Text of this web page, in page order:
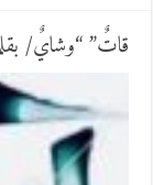
قاتٌ” “وشايٌ/